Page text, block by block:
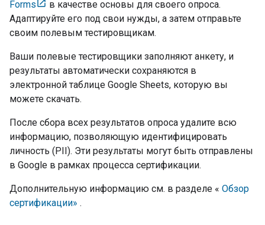
Forms
в качестве основы для своего опроса.
Адаптируйте его под свои нужды, а затем отправьте
своим полевым тестировщикам.
Ваши полевые тестировщики заполняют анкету, и
результаты автоматически сохраняются в
электронной таблице Google Sheets, которую вы
можете скачать.
После сбора всех результатов опроса удалите всю
информацию, позволяющую идентифицировать
личность (PII). Эти результаты могут быть отправлены
в Google в рамках процесса сертификации.
Дополнительную информацию см. в разделе « Обзор
сертификации» .